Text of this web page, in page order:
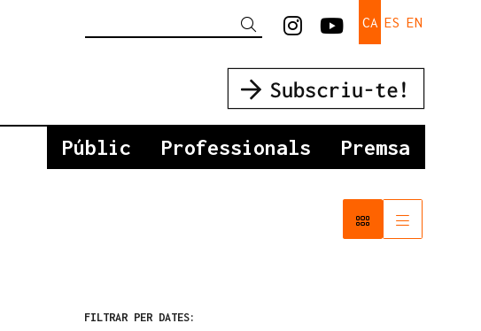
CA ES EN
Link a instagram
Link a
Cercar
Públic Professionals Premsa
FILTRAR PER DATES: